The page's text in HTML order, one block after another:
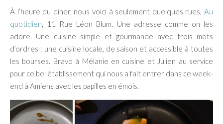
À l’heure du dîner, nous voici à seulement quelques rues, Au
quotidien, 11 Rue Léon Blum. Une adresse comme on les
adore. Une cuisine simple et gourmande avec trois mots
d’ordres : une cuisine locale, de saison et accessible à toutes
les bourses. Bravo à Mélanie en cuisine et Julien au service
pour ce bel établissement qui nous a fait entrer dans ce week-
end à Amiens avec les papilles en émois.